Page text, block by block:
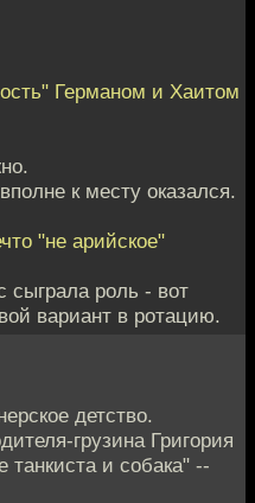
Германом и Хаитом
к месту оказался.
"не арийское"
сыграла роль - вот
вариант в ротацию.
детство.
грузина Григория
танкиста и собака" --